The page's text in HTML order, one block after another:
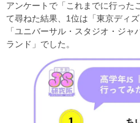
アンケートで「これまでに行った
て尋ねた結果、1位は「東京ディ
「ユニバーサル・スタジオ・ジ
ランド」でした。